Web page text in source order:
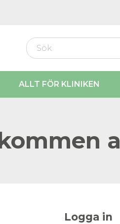
ALLT FÖR KLINIKEN
Logga in